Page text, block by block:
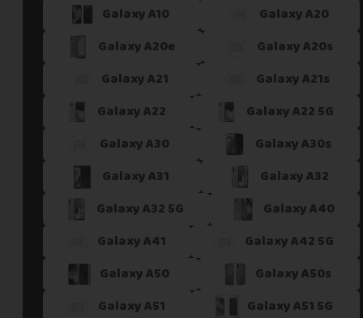
Galaxy A10
Galaxy A20
Galaxy A20e
Galaxy A20s
Galaxy A21
Galaxy A21s
Galaxy A22
Galaxy A22 5G
Galaxy A30
Galaxy A30s
Galaxy A31
Galaxy A32
Galaxy A32 5G
Galaxy A40
Galaxy A41
Galaxy A42 5G
Galaxy A50
Galaxy A50s
Galaxy A51
Galaxy A51 5G